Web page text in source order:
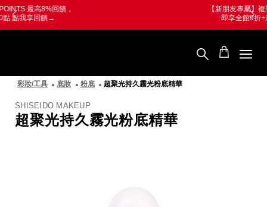
跳
至
Skip
to
【新朋友專屬】複製折扣碼 →
堂
國
彩妝/工具 底妝 粉底 超聚光持久霧光粉底精華
SHISEIDO MAKEUP
超聚光持久霧光粉底精華